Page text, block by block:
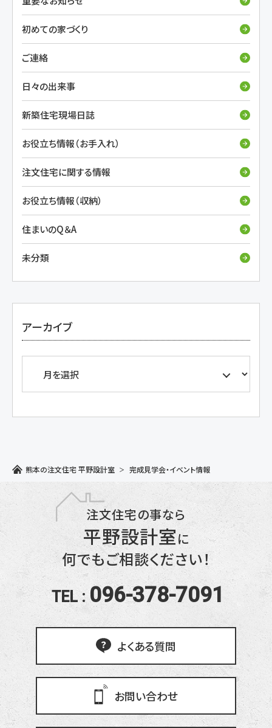
初めての家づくり
ご連絡
日々の出来事
新築住宅現場日誌
お役立ち情報（お手入れ）
注文住宅に関する情報
お役立ち情報（収納）
住まいのQ＆A
未分類
アーカイブ
熊本の注文住宅 平野設計室 完成見学会・イベント情報
注文住宅の事なら
平野設計室に
何でもご相談ください！
TEL : 096-378-7091
よくある質問
お問い合わせ